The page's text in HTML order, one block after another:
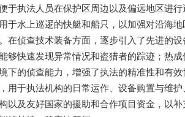
于执法人员在保护区周边以及偏远地区进
于水上巡逻的快艇和船只，以加强对沿海
在侦查技术装备方面，逐步引入了先进的
够快速发现异常情况和盗猎者的踪迹；热
下的侦查能力，增强了执法的精准性和有
用于执法机构的日常运作、设备购置与维
以及友好国家的援助和合作项目资金，以